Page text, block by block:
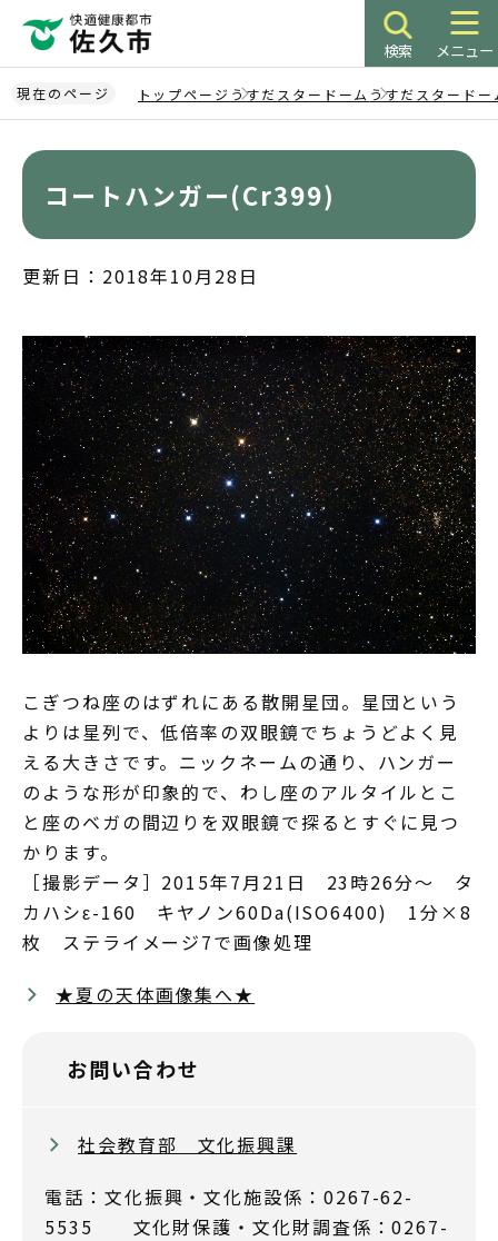
ペ
ー
ジ
検索 メニュー
現在のページ トップページ うすだスタードーム うすだスタード
コートハンガー(Cr399)
更新日：2018年10月28日
こぎつね座のはずれにある散開星団。星団という
よりは星列で、低倍率の双眼鏡でちょうどよく見
える大きさです。ニックネームの通り、ハンガー
のような形が印象的で、わし座のアルタイルとこ
と座のベガの間辺りを双眼鏡で探るとすぐに見つ
かります。
［撮影データ］2015年7月21日 23時26分～ タ
カハシε-160 キヤノン60Da(ISO6400) 1分×8
枚 ステライメージ7で画像処理
★夏の天体画像集へ★
お問い合わせ
社会教育部 文化振興課
電話：文化振興・文化施設係：0267-62-
5535 文化財保護・文化財調査係：0267-